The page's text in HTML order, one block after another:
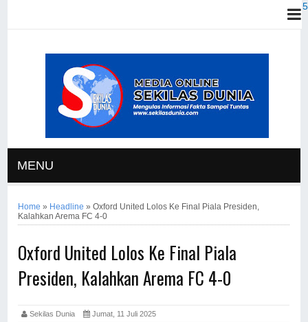
MENU
Home » Headline »Oxford United Lolos Ke Final Piala Presiden,
Kalahkan Arema FC 4-0
Oxford United Lolos Ke Final Piala
Presiden, Kalahkan Arema FC 4-0
Sekilas Dunia Jumat, 11 Juli 2025